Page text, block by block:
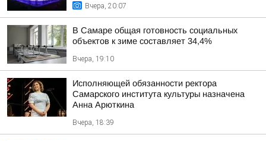
Вчера, 20:07
В Самаре общая готовность социальных
объектов к зиме составляет 34,4%
Вчера, 19:10
Исполняющей обязанности ректора
Самарского института культуры назначена
Анна Арюткина
Вчера, 18:39